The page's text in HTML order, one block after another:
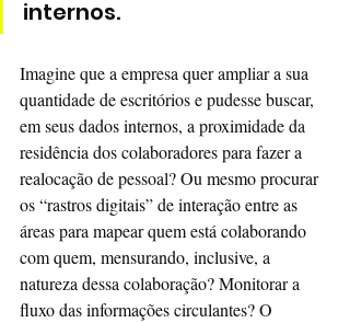
internos.
Imagine que a empresa quer ampliar a sua
quantidade de escritórios e pudesse buscar,
em seus dados internos, a proximidade da
residência dos colaboradores para fazer a
realocação de pessoal? Ou mesmo procurar
os “rastros digitais” de interação entre as
áreas para mapear quem está colaborando
com quem, mensurando, inclusive, a
natureza dessa colaboração? Monitorar a
fluxo das informações circulantes? O